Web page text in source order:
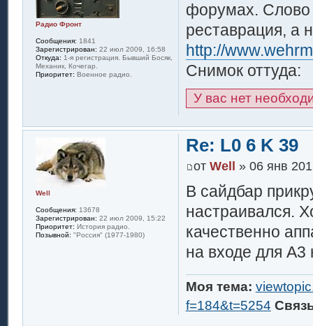
форумах. Слово
реставрация, а
http://
Снимок оттуда:
У вас нет
Радио Фронт
Сообщения: 1841
Зарегистрирован: 22 июл 2009, 16:58
Откуда: 1-я регистрация. Бывший Босяк,
Механик, Кочегар.
Приоритет: Военное радио.
Re: L0 6 K 39
от Well » 06 янв
В сайдбар
настраивался.
качественно
на входе для А3
Моя тема:
f=184&t=5254
Well
Сообщения: 13678
Зарегистрирован: 22 июл 2009, 15:22
Приоритет: История радио.
Позывной: "Россия" (1977-1980)